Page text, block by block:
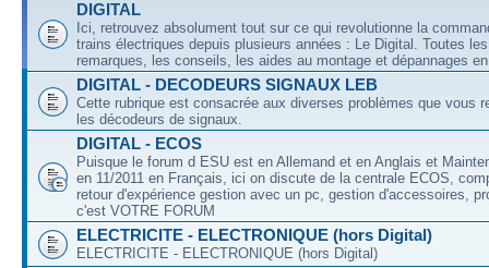
DIGITAL
Ici, retrouvez absolument tout sur ce qui revolutionne la
trains électriques depuis plusieurs années : Le Digital. Toutes
remarques, les conseils, les aides au montage et dépannages
DIGITAL - DECODEURS SIGNAUX LEB
Cette rubrique est consacrée aux diverses problèmes que vous
les décodeurs de signaux.
DIGITAL - ECOS
Puisque le forum d ESU est en Allemand et en Anglais et
en 11/2011 en Français, ici on discute de la centrale ECOS,
retour d'expérience gestion avec un pc, gestion d'accessoires,
c'est VOTRE FORUM
ELECTRICITE - ELECTRONIQUE (hors Digital)
ELECTRICITE - ELECTRONIQUE (hors Digital)